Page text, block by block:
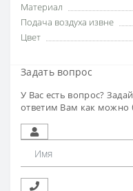
Материал
Подача воздуха извне
Цвет
Задать вопрос
У Вас есть вопрос?
ответим Вам как можно